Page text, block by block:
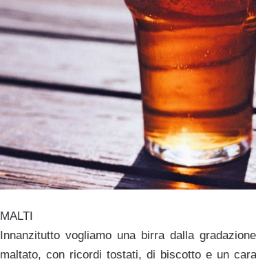
MALTI
Innanzitutto vogliamo una birra dalla
maltato, con ricordi tostati, di biscotto e un